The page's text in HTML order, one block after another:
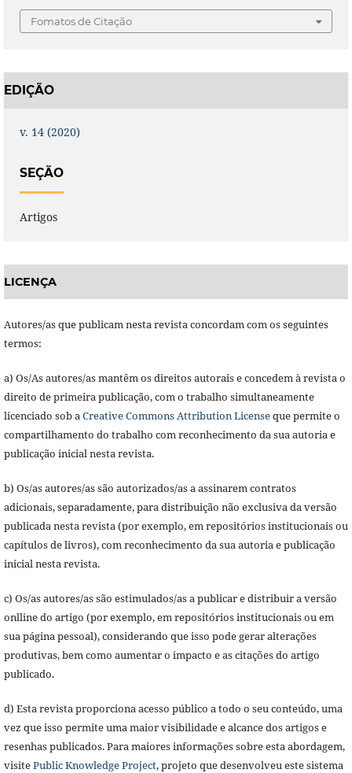
Fomatos de Citação
EDIÇÃO
v. 14 (2020)
SEÇÃO
Artigos
LICENÇA
Autores/as que publicam nesta revista concordam com os seguintes
termos:
a) Os/As autores/as mantêm os direitos autorais e concedem à revista o
direito de primeira publicação, com o trabalho simultaneamente
licenciado sob aCreative Commons Attribution Licenseque permite o
compartilhamento do trabalho com reconhecimento da sua autoria e
publicação inicial nesta revista.
b) Os/as autores/as são autorizados/as a assinarem contratos
adicionais, separadamente, para distribuição não exclusiva da versão
publicada nesta revista (por exemplo, em repositórios institucionais ou
capítulos de livros), com reconhecimento da sua autoria e publicação
inicial nesta revista.
c) Os/as autores/as são estimulados/as a publicar e distribuir a versão
onlline do artigo (por exemplo, em repositórios institucionais ou em
sua página pessoal), considerando que isso pode gerar alterações
produtivas, bem como aumentar o impacto e as citações do artigo
publicado.
d) Esta revista proporciona acesso público a todo o seu conteúdo, uma
vez que isso permite uma maior visibilidade e alcance dos artigos e
resenhas publicados. Para maiores informações sobre esta abordagem,
visitePublic Knowledge Project, projeto que desenvolveu este sistema